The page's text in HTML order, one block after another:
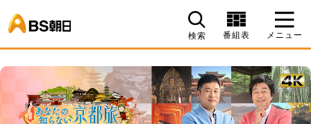
検索 番組表 メニュー